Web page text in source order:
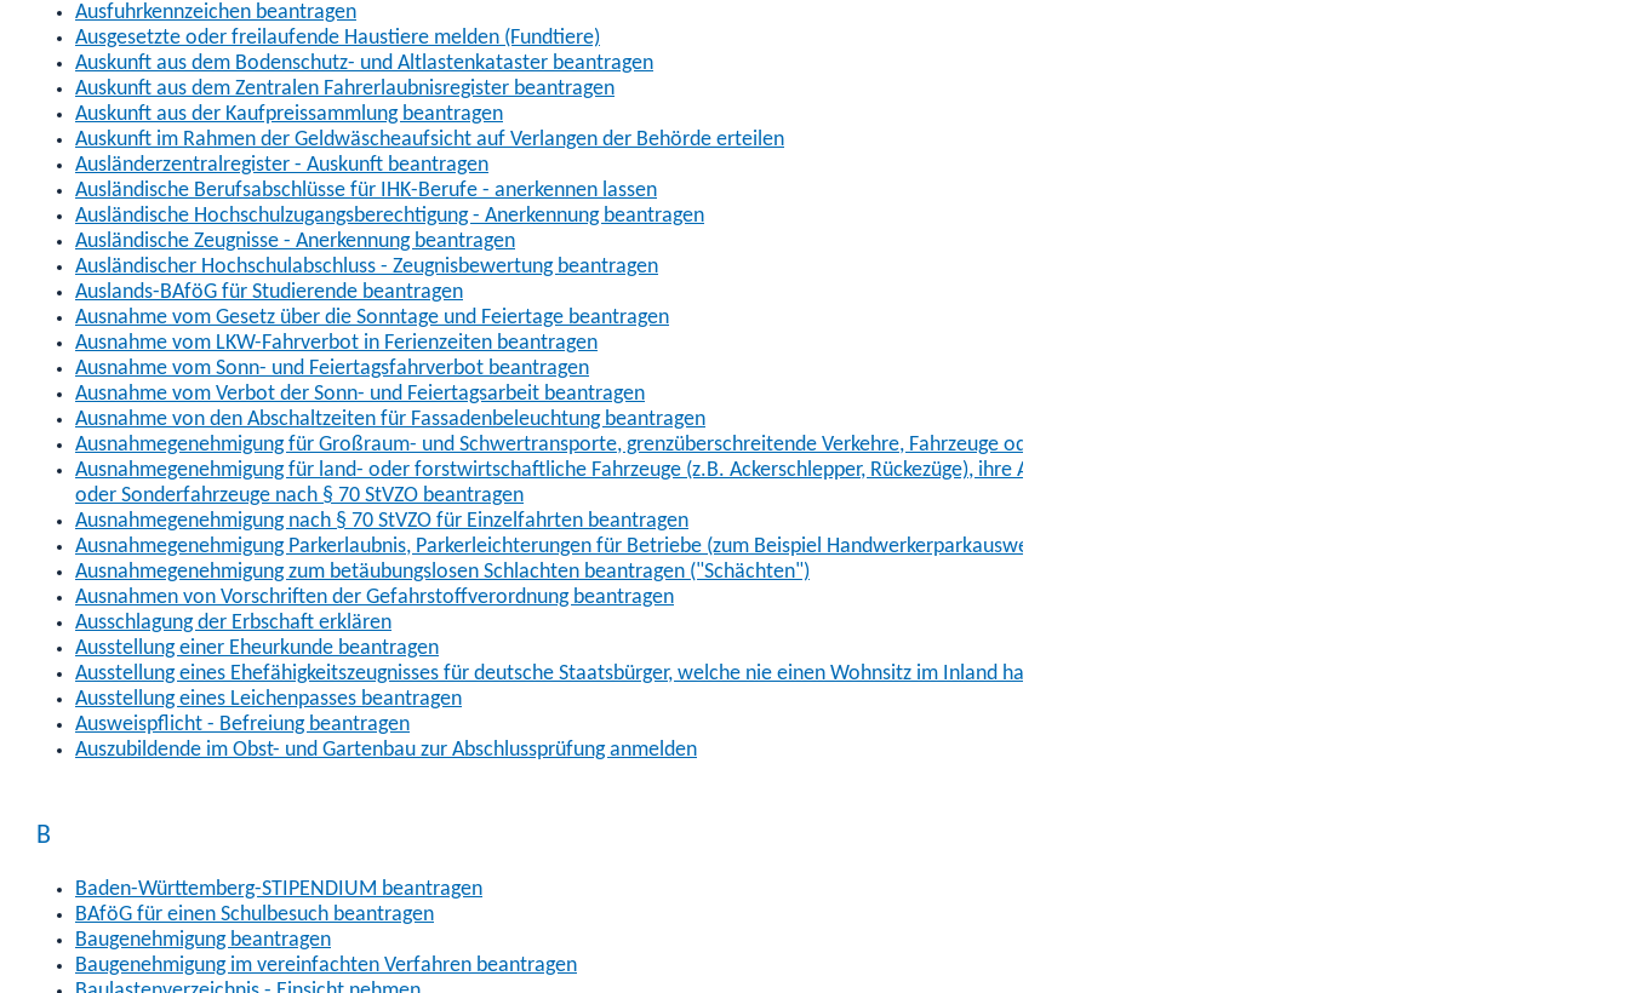
Ausfuhrkennzeichen beantragen
Ausgesetzte oder freilaufende Haustiere melden (Fundtiere)
Auskunft aus dem Bodenschutz- und Altlastenkataster beantragen
Auskunft aus dem Zentralen Fahrerlaubnisregister beantragen
Auskunft aus der Kaufpreissammlung beantragen
Auskunft im Rahmen der Geldwäscheaufsicht auf Verlangen der Behörde erteilen
Ausländerzentralregister - Auskunft beantragen
Ausländische Berufsabschlüsse für IHK-Berufe - anerkennen lassen
Ausländische Hochschulzugangsberechtigung - Anerkennung beantragen
Ausländische Zeugnisse - Anerkennung beantragen
Ausländischer Hochschulabschluss - Zeugnisbewertung beantragen
Auslands-BAföG für Studierende beantragen
Ausnahme vom Gesetz über die Sonntage und Feiertage beantragen
Ausnahme vom LKW-Fahrverbot in Ferienzeiten beantragen
Ausnahme vom Sonn- und Feiertagsfahrverbot beantragen
Ausnahme vom Verbot der Sonn- und Feiertagsarbeit beantragen
Ausnahme von den Abschaltzeiten für Fassadenbeleuchtung beantragen
Ausnahmegenehmigung für Großraum- und Schwertransporte, grenzüberschreitende Verkehre, Fahrzeuge oder Fahrzeugkombinationen nach § 70 StVZO beantragen
Ausnahmegenehmigung für land- oder forstwirtschaftliche Fahrzeuge (z.B. Ackerschlepper, Rückezüge), ihre Anhänger, Arbeitsmaschinen (z.B. Gabelstapler, Mähdrescher)
oder Sonderfahrzeuge nach § 70 StVZO beantragen
Ausnahmegenehmigung nach § 70 StVZO für Einzelfahrten beantragen
Ausnahmegenehmigung Parkerlaubnis, Parkerleichterungen für Betriebe (zum Beispiel Handwerkerparkausweis)
Ausnahmegenehmigung zum betäubungslosen Schlachten beantragen ("Schächten")
Ausnahmen von Vorschriften der Gefahrstoffverordnung beantragen
Ausschlagung der Erbschaft erklären
Ausstellung einer Eheurkunde beantragen
Ausstellung eines Ehefähigkeitszeugnisses für deutsche Staatsbürger, welche nie einen Wohnsitz im Inland hatten
Ausstellung eines Leichenpasses beantragen
Ausweispflicht - Befreiung beantragen
Auszubildende im Obst- und Gartenbau zur Abschlussprüfung anmelden
B
Baden-Württemberg-STIPENDIUM beantragen
BAföG für einen Schulbesuch beantragen
Baugenehmigung beantragen
Baugenehmigung im vereinfachten Verfahren beantragen